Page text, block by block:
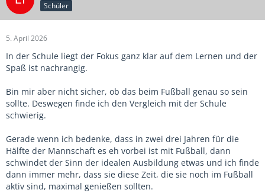
Schüler
5. April 2026
In der Schule liegt der Fokus ganz klar auf dem Lernen und der
Spaß ist nachrangig.
Bin mir aber nicht sicher, ob das beim Fußball genau so sein
sollte. Deswegen finde ich den Vergleich mit der Schule
schwierig.
Gerade wenn ich bedenke, dass in zwei drei Jahren für die
Hälfte der Mannschaft es eh vorbei ist mit Fußball, dann
schwindet der Sinn der idealen Ausbildung etwas und ich finde
dann immer mehr, dass sie diese Zeit, die sie noch im Fußball
aktiv sind, maximal genießen sollten.